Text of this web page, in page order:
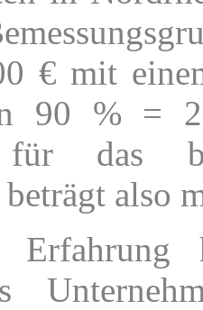
€ mit
90 % =
das
also